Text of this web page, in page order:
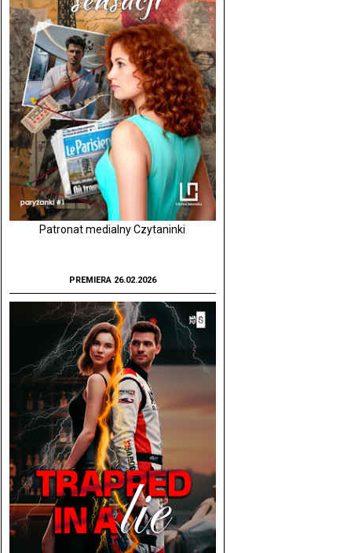
Patronat medialny Czytaninki
PREMIERA 26.02.2026